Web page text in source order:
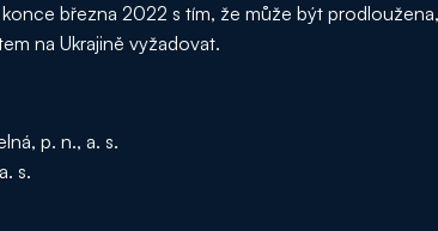
března 2022 s tím, že může být
na Ukrajině vyžadovat.
p. n., a. s.
s.